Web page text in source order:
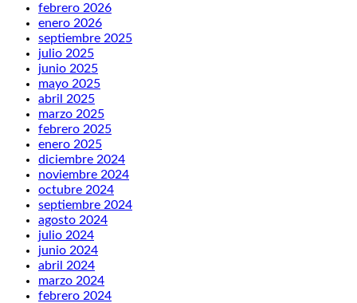
febrero 2026
enero 2026
septiembre 2025
julio 2025
junio 2025
mayo 2025
abril 2025
marzo 2025
febrero 2025
enero 2025
diciembre 2024
noviembre 2024
octubre 2024
septiembre 2024
agosto 2024
julio 2024
junio 2024
abril 2024
marzo 2024
febrero 2024